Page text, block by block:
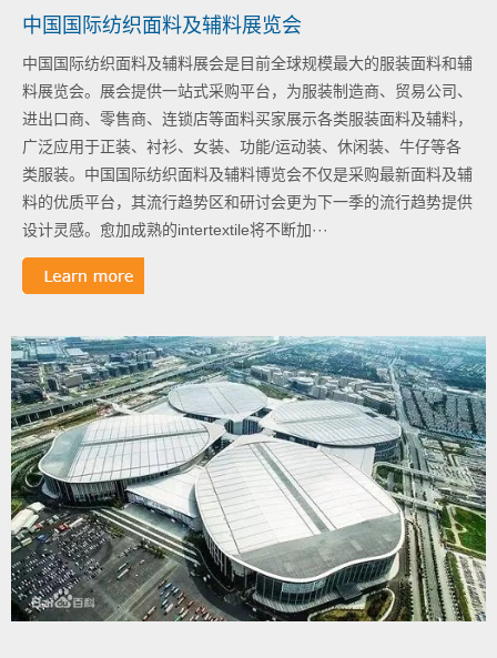
中国国际纺织面料及辅料展览会
中国国际纺织面料及辅料展会是目前全球规模最大的服装面料和辅
料展览会。展会提供一站式采购平台，为服装制造商、贸易公司、
进出口商、零售商、连锁店等面料买家展示各类服装面料及辅料，
广泛应用于正装、衬衫、女装、功能/运动装、休闲装、牛仔等各
类服装。中国国际纺织面料及辅料博览会不仅是采购最新面料及辅
料的优质平台，其流行趋势区和研讨会更为下一季的流行趋势提供
设计灵感。愈加成熟的intertextile将不断加···